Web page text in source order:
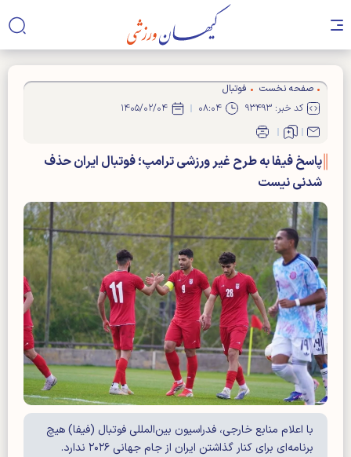
صفحه نخست
فوتبال
کد خبر: ۹۳۴۹۳
۰۸:۰۴ ۱۴۰۵/۰۲/۰۴
پاسخ فیفا به طرح غیر ورزشی ترامپ؛ فوتبال ایران حذف
شدنی نیست
با اعلام منابع خارجی، فدراسیون بین‌المللی فوتبال (فیفا) هیچ
برنامه‌ای برای کنار گذاشتن ایران از جام جهانی ۲۰۲۶ ندارد.